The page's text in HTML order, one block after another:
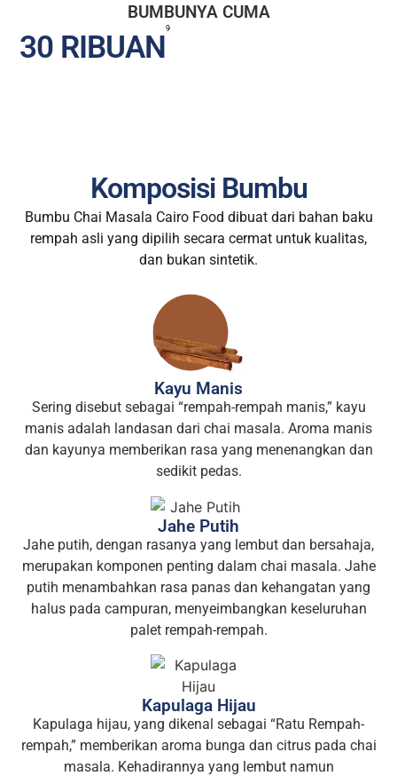
BUMBUNYA CUMA
30 RIBUAN
9
Komposisi Bumbu
Bumbu Chai Masala Cairo Food dibuat dari bahan baku
rempah asli yang dipilih secara cermat untuk kualitas,
dan bukan sintetik.
Kayu Manis
Sering disebut sebagai “rempah-rempah manis,” kayu
manis adalah landasan dari chai masala. Aroma manis
dan kayunya memberikan rasa yang menenangkan dan
sedikit pedas.
Jahe Putih
Jahe putih, dengan rasanya yang lembut dan bersahaja,
merupakan komponen penting dalam chai masala. Jahe
putih menambahkan rasa panas dan kehangatan yang
halus pada campuran, menyeimbangkan keseluruhan
palet rempah-rempah.
Kapulaga Hijau
Kapulaga hijau, yang dikenal sebagai “Ratu Rempah-
rempah,” memberikan aroma bunga dan citrus pada chai
masala. Kehadirannya yang lembut namun